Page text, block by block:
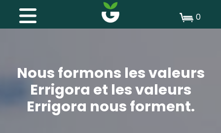
0
Nous formons les valeurs
Errigora et les valeurs
Errigora nous forment.